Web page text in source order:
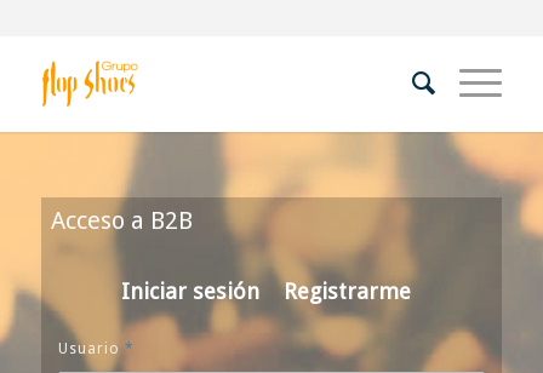
Acceso a B2B
Iniciar sesión Registrarme
Usuario *